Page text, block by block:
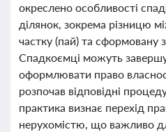
окреслено особливості
ділянок, зокрема різницю
частку (пай) та сформовану
Спадкоємці можуть
оформлювати право
розпочав відповідні
практика визнає перехід
нерухомістю, що важливо